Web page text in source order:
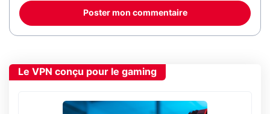
Poster mon commentaire
Le VPN conçu pour le gaming